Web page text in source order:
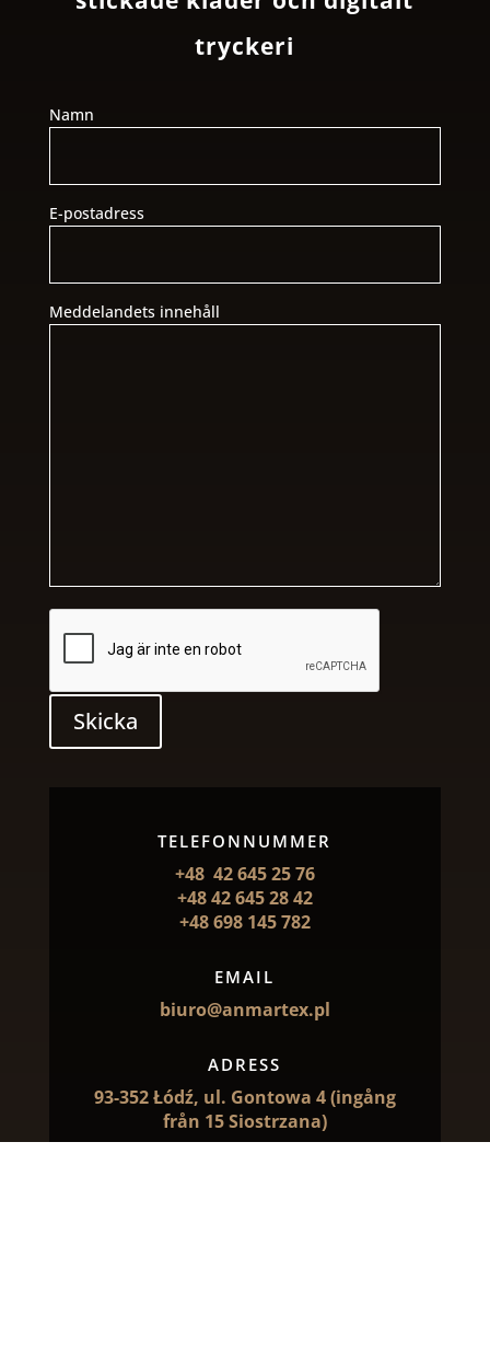
tryckeri
Namn
E-postadress
Meddelandets innehåll
Skicka
TELEFONNUMMER
+48 42 645 25 76
+48 42 645 28 42
+48 698 145 782
EMAIL
biuro@anmartex.pl
ADRESS
93-352 Łódź, ul. Gontowa 4 (ingång
från 15 Siostrzana)